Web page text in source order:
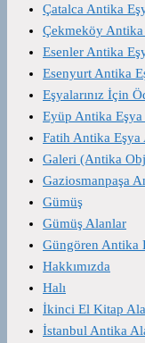
Çatalca Antika
Çekmeköy
Esenler Antika
Esenyurt Antika
Eşyalarınız İçin
Eyüp Antika
Fatih Antika Eşya
Galeri (Antika
Gaziosmanpaşa
Gümüş
Gümüş Alanlar
Güngören Antika
Hakkımızda
Halı
İkinci El Kitap
İstanbul Antika